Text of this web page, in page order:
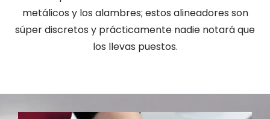
metálicos y los alambres; estos alineadores son
súper discretos y prácticamente nadie notará que
los llevas puestos.